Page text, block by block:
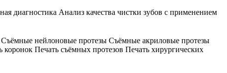
диагностика Анализ качества чистки зубов с применением
Съёмные нейлоновые протезы Съёмные акриловые протезы
коронок Печать съёмных протезов Печать хирургических